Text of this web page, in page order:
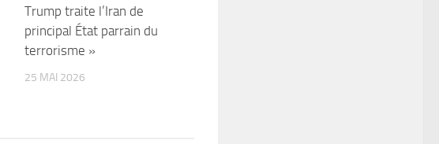
Trump traite l’Iran de
principal État parrain du
terrorisme »
25 MAI 2026